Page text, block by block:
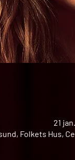
21
Folkets Hus,